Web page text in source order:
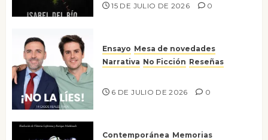
15 DE JULIO DE 2026 0
Ensayo Mesa de novedades
Narrativa No Ficción Reseñas
6 DE JULIO DE 2026 0
Contemporánea Memorias